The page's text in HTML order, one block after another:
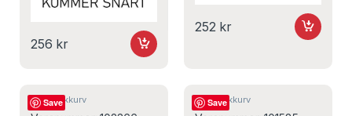
256 kr
252 kr
Save
Oppvaskkurv Save
Oppvaskkurv